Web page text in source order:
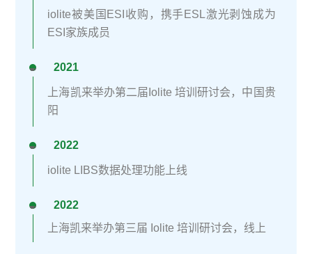
iolite被美国ESI收购，携手ESL激光剥蚀成为
ESI家族成员
<svg style="float:left;line-height:0;width:0;vertical-align:top;" viewbox="0 0 1 1"></svg>2021
上海凯来举办第二届Iolite 培训研讨会，中国贵
阳
<svg style="float:left;line-height:0;width:0;vertical-align:top;" viewbox="0 0 1 1"></svg>2022
iolite LIBS数据处理功能上线
<svg style="float:left;line-height:0;width:0;vertical-align:top;" viewbox="0 0 1 1"></svg>2022
上海凯来举办第三届 Iolite 培训研讨会，线上